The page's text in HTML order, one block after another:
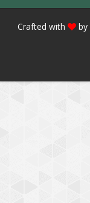
Crafted with by